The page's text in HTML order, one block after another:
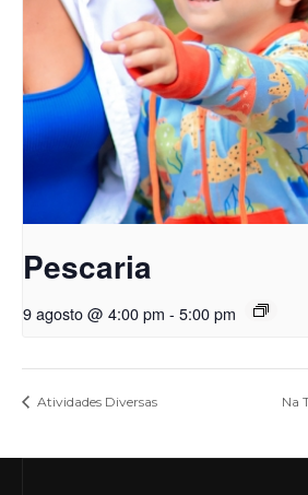
Pescaria
9 agosto @ 4:00 pm - 5:00 pm
Atividades Diversas Na